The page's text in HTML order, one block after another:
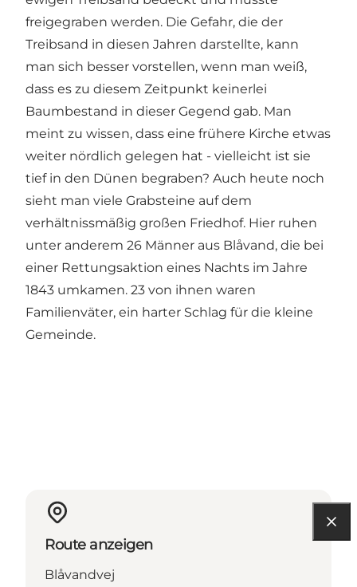
freigegraben werden. Die Gefahr, die der
Treibsand in diesen Jahren darstellte, kann
man sich besser vorstellen, wenn man weiß,
dass es zu diesem Zeitpunkt keinerlei
Baumbestand in dieser Gegend gab. Man
meint zu wissen, dass eine frühere Kirche etwas
weiter nördlich gelegen hat - vielleicht ist sie
tief in den Dünen begraben? Auch heute noch
sieht man viele Grabsteine auf dem
verhältnissmäßig großen Friedhof. Hier ruhen
unter anderem 26 Männer aus Blåvand, die bei
einer Rettungsaktion eines Nachts im Jahre
1843 umkamen. 23 von ihnen waren
Familienväter, ein harter Schlag für die kleine
Gemeinde.
Route anzeigen
Blåvandvej